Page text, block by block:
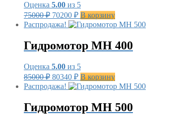
Оценка 5.00 из 5
75000₽ Первоначальная
цена
составляла
70200 ₽Текущая
цена:
В корзину
Распродажа!
Гидромотор MH 400
Оценка 5.00 из 5
85000₽ Первоначальная
цена
составляла
80340 ₽Текущая
цена:
В корзину
Распродажа!
Гидромотор MH 500